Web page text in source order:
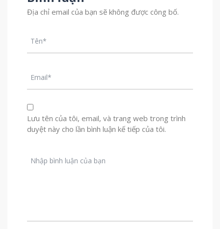
Địa chỉ email của bạn sẽ không được công bố.
Lưu tên của tôi, email, và trang web trong trình
duyệt này cho lần bình luận kế tiếp của tôi.